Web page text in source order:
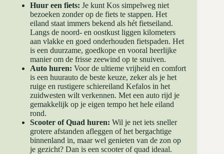
Huur een fiets: Je kunt Kos simpelweg niet
bezoeken zonder op de fiets te stappen. Het
eiland staat immers bekend als hét fietseiland.
Langs de noord- en oostkust liggen kilometers
aan vlakke en goed onderhouden fietspaden. Het
is een duurzame, goedkope en vooral heerlijke
manier om de frisse zeewind op te snuiven.
Auto huren: Voor de ultieme vrijheid en comfort
is een huurauto de beste keuze, zeker als je het
ruige en rustigere schiereiland Kefalos in het
zuidwesten wilt verkennen. Met een auto rijd je
gemakkelijk op je eigen tempo het hele eiland
rond.
Scooter of Quad huren: Wil je net iets sneller
grotere afstanden afleggen of het bergachtige
binnenland in, maar wel genieten van de zon op
je gezicht? Dan is een scooter of quad ideaal.